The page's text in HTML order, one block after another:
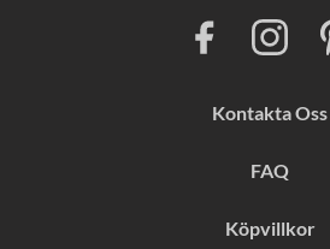
Kontakta Oss
FAQ
Köpvillkor
b
o
I
n
g
a
m